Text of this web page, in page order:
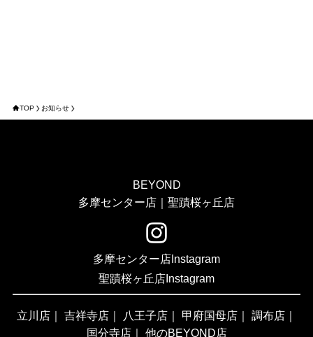
TOP お知らせ
BEYOND
多摩センター店｜聖蹟桜ヶ丘店
多摩センター店Instagram
聖蹟桜ヶ丘店Instagram
立川店 ｜ 吉祥寺店 ｜ 八王子店 ｜ 甲府国母店 ｜ 調布店 ｜
国分寺店｜ 他のBEYOND店